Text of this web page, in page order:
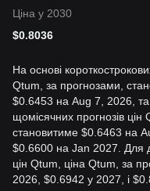
Ціна у 2030
$0.8036
На основі
Qtum, за прогнозами,
$0.6453 на Aug 7, 2026,
щомісячних прогнозів
становитиме $0.6463 на
$0.6600 на Jan 2027. Для
цін Qtum, ціна Qtum, за
2026, $0.6942 у 2027, і